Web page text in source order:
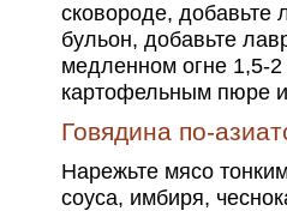
сковороде, добавьте
бульон, добавьте
медленном огне 1,5-2
картофельным пюре
Говядина по-
Нарежьте мясо
соуса, имбиря,